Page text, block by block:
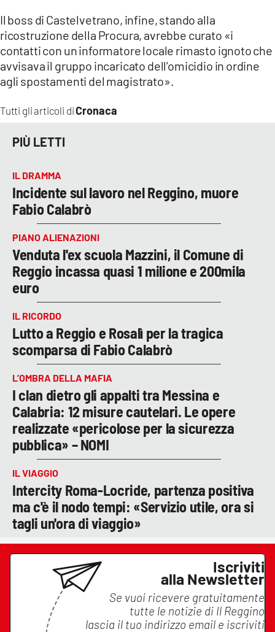
Tutti gli articoli diCronaca
Il boss di Castelvetrano, infine, stando alla
ricostruzione della Procura, avrebbe curato «i
contatti con un informatore locale rimasto ignoto che
avvisava il gruppo incaricato dell’omicidio in ordine
agli spostamenti del magistrato».
PIÙ LETTI
IL DRAMMA
Incidente sul lavoro nel Reggino, muore
Fabio Calabrò
PIANO ALIENAZIONI
Venduta l'ex scuola Mazzini, il Comune di
Reggio incassa quasi 1 milione e 200mila
euro
IL RICORDO
Lutto a Reggio e Rosalì per la tragica
scomparsa di Fabio Calabrò
L’OMBRA DELLA MAFIA
I clan dietro gli appalti tra Messina e
Calabria: 12 misure cautelari. Le opere
realizzate «pericolose per la sicurezza
pubblica» – NOMI
IL VIAGGIO
Intercity Roma-Locride, partenza positiva
ma c'è il nodo tempi: «Servizio utile, ora si
tagli un'ora di viaggio»
Iscriviti
alla Newsletter
Se vuoi ricevere gratuitamente
tutte le notizie di Il Reggino
lascia il tuo indirizzo email e iscriviti